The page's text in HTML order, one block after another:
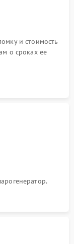
и стоимость
о сроках ее